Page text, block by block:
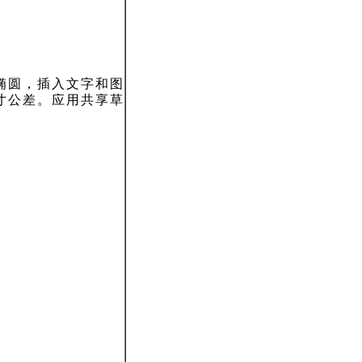
圆，插入文字和图
公差。应用共享草